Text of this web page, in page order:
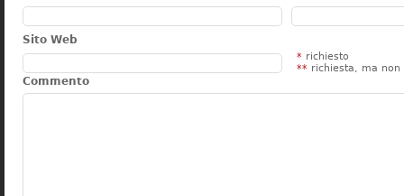
Sito Web
* richiesto
** richiesta, ma non
Commento